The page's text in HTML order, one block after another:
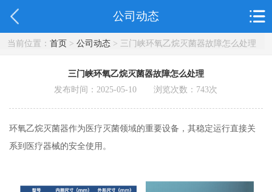
公司动态
当前位置： 首页> 公司动态> 三门峡环氧乙烷灭菌器故障怎么处理
三门峡环氧乙烷灭菌器故障怎么处理
发布时间：2025-05-10 浏览次数： 743次
环氧乙烷灭菌器作为医疗灭菌领域的重要设备，其稳定运行直接关
系到医疗器械的安全使用。